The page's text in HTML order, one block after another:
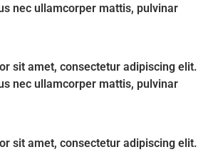
nec ullamcorper mattis, pulvinar
sit amet, consectetur adipiscing elit.
nec ullamcorper mattis, pulvinar
sit amet, consectetur adipiscing elit.